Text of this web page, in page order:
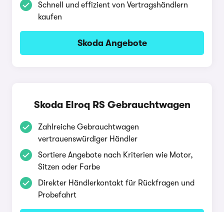
Schnell und effizient von Vertragshändlern
kaufen
Skoda Angebote
Skoda Elroq RS Gebrauchtwagen
Zahlreiche Gebrauchtwagen
vertrauenswürdiger Händler
Sortiere Angebote nach Kriterien wie Motor,
Sitzen oder Farbe
Direkter Händlerkontakt für Rückfragen und
Probefahrt